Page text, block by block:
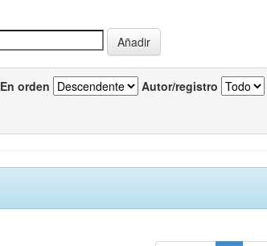
En orden Autor/registro